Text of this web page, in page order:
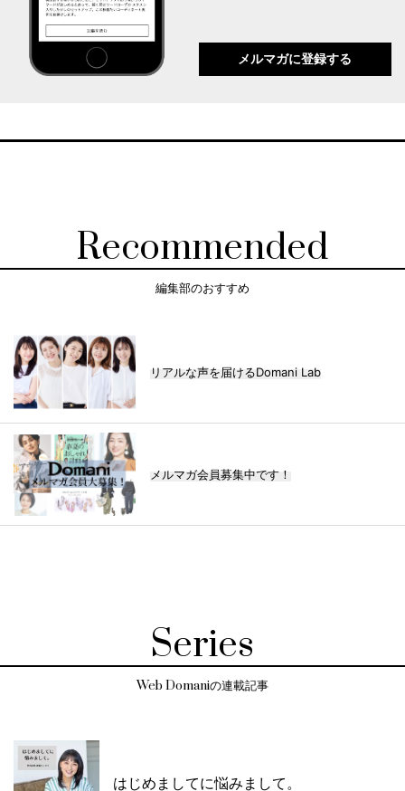
メルマガに登録する
Recommended
編集部のおすすめ
リアルな声を届けるDomani Lab
メルマガ会員募集中です！
Series
Web Domaniの連載記事
はじめましてに悩みまして。